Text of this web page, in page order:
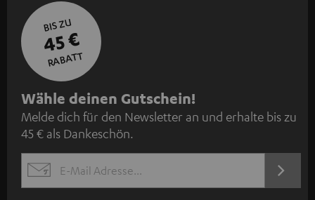
BIS ZU
45 €
RABATT
N
e
w
s
l
Wähle deinen Gutschein!
Melde dich für den Newsletter an und erhalte bis zu
45 € als Dankeschön.
EMAIL
JETZT